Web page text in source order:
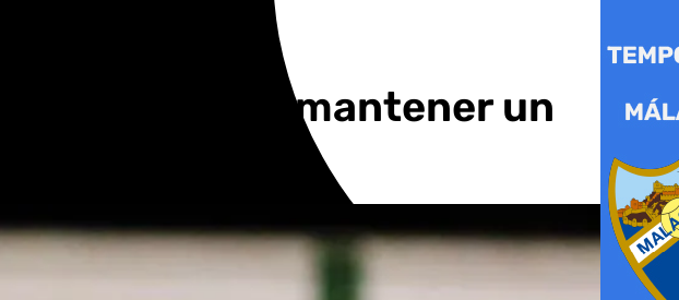
CF mantener un